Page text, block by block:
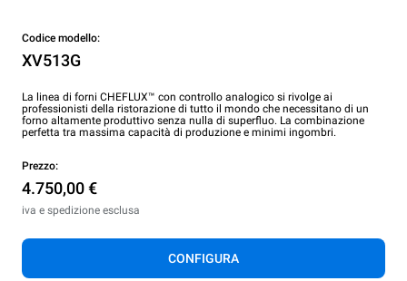
Codice modello:
XV513G
La linea di forni CHEFLUX™ con controllo analogico si rivolge ai
professionisti della ristorazione di tutto il mondo che necessitano di un
forno altamente produttivo senza nulla di superfluo. La combinazione
perfetta tra massima capacità di produzione e minimi ingombri.
Prezzo:
4.750,00 €
iva e spedizione esclusa
CONFIGURA